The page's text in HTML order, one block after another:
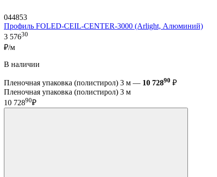
044853
Профиль FOLED-CEIL-CENTER-3000 (Arlight, Алюминий)
3 57630
₽/м
В наличии
Пленочная упаковка (полистирол) 3 м — 10 72890 ₽
Пленочная упаковка (полистирол) 3 м
10 72890₽